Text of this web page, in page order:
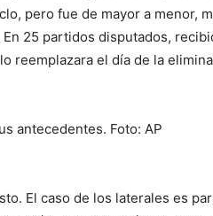
pero fue de mayor a menor,
25 partidos disputados,
reemplazara el día de la
antecedentes. Foto: AP
El caso de los laterales es